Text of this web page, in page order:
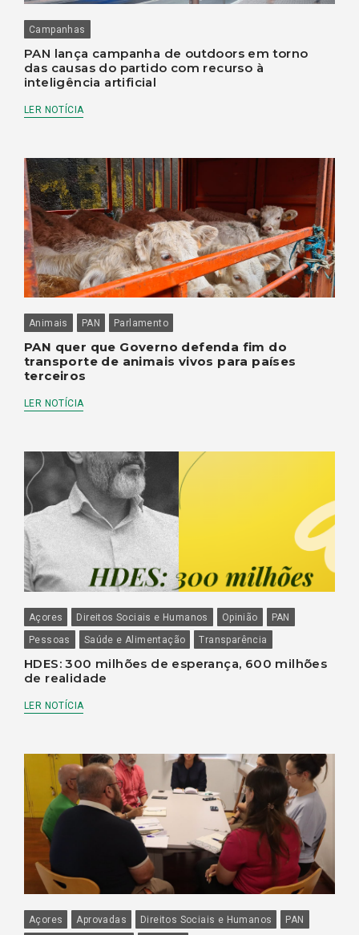
Campanhas
PAN lança campanha de outdoors em torno
das causas do partido com recurso à
inteligência artificial
LER NOTÍCIA
Animais PAN Parlamento
PAN quer que Governo defenda fim do
transporte de animais vivos para países
terceiros
LER NOTÍCIA
Açores Direitos Sociais e Humanos Opinião
PAN
Pessoas
Saúde e Alimentação Transparência
HDES: 300 milhões de esperança, 600 milhões
de realidade
LER NOTÍCIA
Açores Aprovadas Direitos Sociais e Humanos
PAN